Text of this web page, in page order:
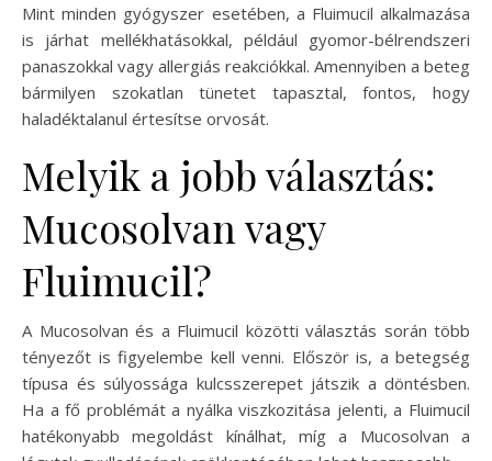
Mint minden gyógyszer esetében, a Fluimucil alkalmazása
is járhat mellékhatásokkal, például gyomor-bélrendszeri
panaszokkal vagy allergiás reakciókkal. Amennyiben a beteg
bármilyen szokatlan tünetet tapasztal, fontos, hogy
haladéktalanul értesítse orvosát.
Melyik a jobb választás:
Mucosolvan vagy
Fluimucil?
A Mucosolvan és a Fluimucil közötti választás során több
tényezőt is figyelembe kell venni. Először is, a betegség
típusa és súlyossága kulcsszerepet játszik a döntésben.
Ha a fő problémát a nyálka viszkozitása jelenti, a Fluimucil
hatékonyabb megoldást kínálhat, míg a Mucosolvan a